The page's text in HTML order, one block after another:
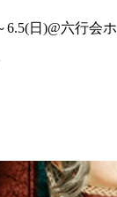
日)@六行会ホ